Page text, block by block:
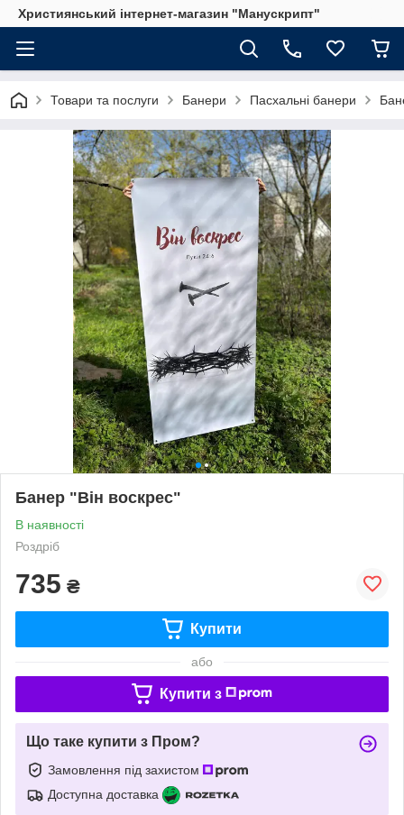
Християнський інтернет-магазин "Манускрипт"
Товари та послуги Банери Пасхальні банери
Банер "Він воскрес"
В наявності
Роздріб
735 ₴
Купити
або
Купити з
Що таке купити з Пром?
Замовлення під захистом
Доступна доставка